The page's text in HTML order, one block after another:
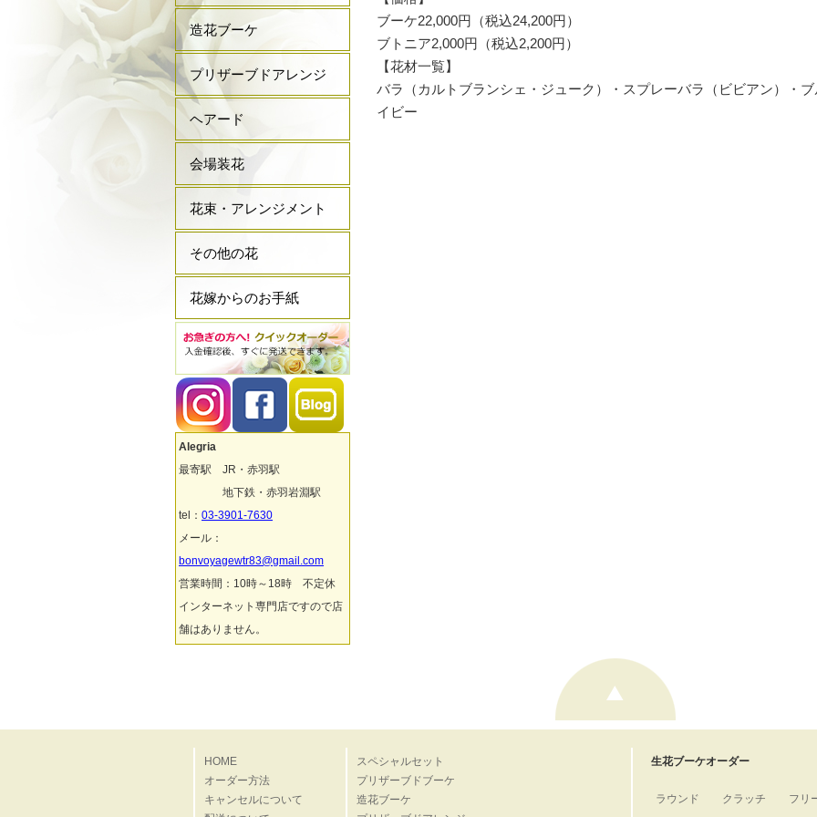
造花ブーケ
プリザーブドアレンジ
ヘアード
会場装花
花束・アレンジメント
その他の花
花嫁からのお手紙
Alegria
最寄駅 JR・赤羽駅
地下鉄・赤羽岩淵駅
tel： 03-3901-7630
メール：
bonvoyagewtr83@gmail.com
営業時間：10時～18時 不定休
インターネット専門店ですので店
舗はありません。
ブーケ22,000円（税込24,200円）
ブトニア2,000円（税込2,200円）
【花材一覧】
バラ（カルトブランシェ・ジューク）・スプレーバラ（ビビアン）・
イビー
HOME
オーダー方法
キャンセルについて
スペシャルセット
プリザーブドブーケ
造花ブーケ
生花ブーケオーダー
ラウンド クラッチ フリ